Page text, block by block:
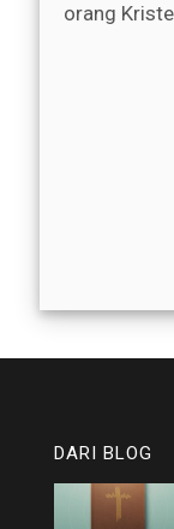
orang
DARI BLOG